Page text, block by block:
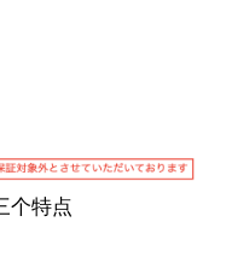
个特点